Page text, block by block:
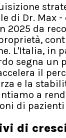
di Dr. Max
2025 da
L'Italia, in
segna un
il
e la
a
di
di